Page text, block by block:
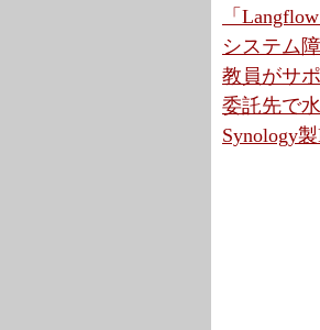
「
システム
教員がサ
委託先で
Synology